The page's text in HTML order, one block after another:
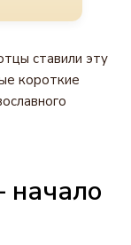
ставили эту
короткие